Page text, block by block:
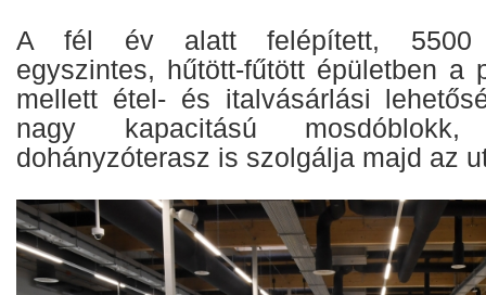
A fél év alatt felépített, 5500
egyszintes, hűtött-fűtött épületben a
mellett étel- és italvásárlási
nagy kapacitású
dohányzóterasz is szolgálja majd az